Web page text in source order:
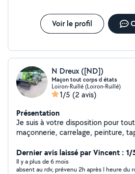
Voir le profil
N Dreux ([ND])
Maçon tout corps d états
Loiron-Ruillé (Loiron-Ruillé)
1/5 (2 avis)
Présentation
Je suis à votre disposition pour
maçonnerie, carrelage, peinture,
Dernier avis laissé par Vincent : 1/
Il y a plus de 6 mois
absent au rdv, prévenu 2h après l heure du